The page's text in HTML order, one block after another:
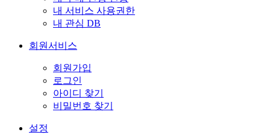
내 서비스 사용권한
내 관심 DB
회원서비스
회원가입
로그인
아이디 찾기
비밀번호 찾기
설정